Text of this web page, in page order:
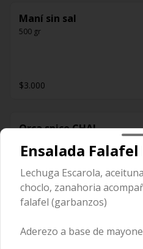
Maní sin sal
500 gr
$3.000
Orca spice CHAI
$10.990
PRANA CHAI
Ensalada
Lechuga Escarola,
choclo, zanahoria
falafel (garbanzos)
Aderezo a base de